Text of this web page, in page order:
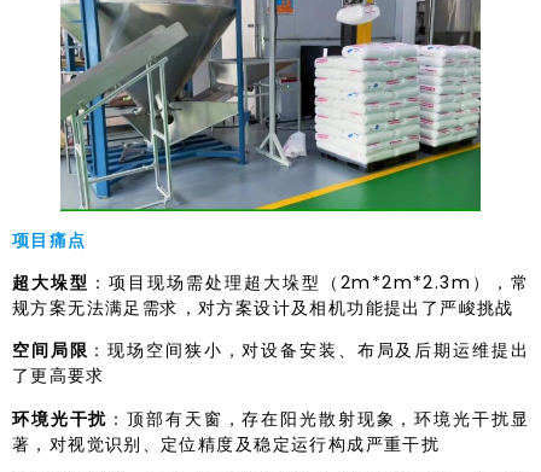
项目痛点
超大垛型 ：项目现场需处理超大垛型（2m*2m*2.3m），常
规方案无法满足需求，对方案设计及相机功能提出了严峻挑战
空间局限 ：现场空间狭小，对设备安装、布局及后期运维提出
了更高要求
环境光干扰 ：顶部有天窗，存在阳光散射现象，环境光干扰显
著，对视觉识别、定位精度及稳定运行构成严重干扰